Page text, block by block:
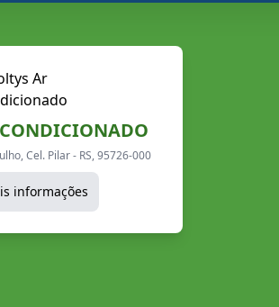
Cel. Pilar - RS, 95726-000
informações